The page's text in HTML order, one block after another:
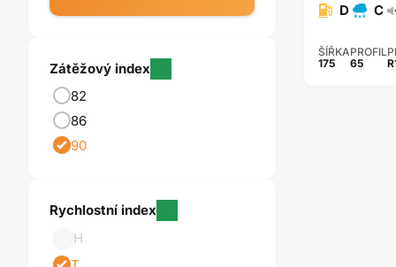
CROSSWIND
DEBICA
Zátěžový index
82
86
90
Rychlostní index
H
D C
ŠÍŘKA
175
PROFIL
65